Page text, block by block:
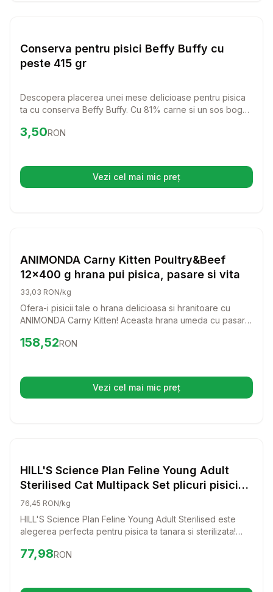
Hrana Umeda Pisici
Conserva pentru pisici Beffy Buffy cu
peste 415 gr
Descopera placerea unei mese delicioase pentru pisica
ta cu conserva Beffy Buffy. Cu 81% carne si un sos bogat,
mofturoase si ofera o nutritie echilibrata.
Preț:3.50
3,50RON
Vezi cel mai mic preț(se deschide într-o filă nouă)
Hrana Umeda Pisici
ANIMONDA Carny Kitten Poultry&Beef
12x400 g hrana pui pisica, pasare si vita
33,03 RON/kg
Ofera-i pisicii tale o hrana delicioasa si hranitoare cu
ANIMONDA Carny Kitten! Aceasta hrana umeda cu pasare
a pisicilor tale de toate varstele.
Preț: 158.52
158,52RON
Vezi cel mai mic preț(se deschide într-o filă nouă)
Hrana Umeda Pisici
HILL'S Science Plan Feline Young Adult
Sterilised Cat Multipack Set plicuri pisici
tinere, sterilizate, cu pui, cu pastrav, cu
ton, cu somon 12x85 g
76,45 RON/kg
HILL'S Science Plan Feline Young Adult Sterilised este
alegerea perfecta pentru pisica ta tanara si sterilizata!
hrana umeda delicioasa si nutritiva, care va mentine pisica
Preț:77.98
77,98RON